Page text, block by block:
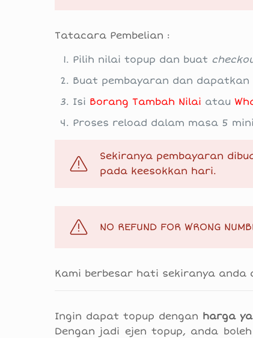
Tatacara Pembelian :
Pilih nilai topup dan buat
Buat pembayaran dan dapatkan
Isi Borang Tambah Nilai atau
Proses reload dalam masa 5
Sekiranya pembayaran
pada keesokkan hari.
NO REFUND FOR WRONG
Kami berbesar hati sekiranya
Ingin dapat topup dengan harga
Dengan jadi ejen topup, anda